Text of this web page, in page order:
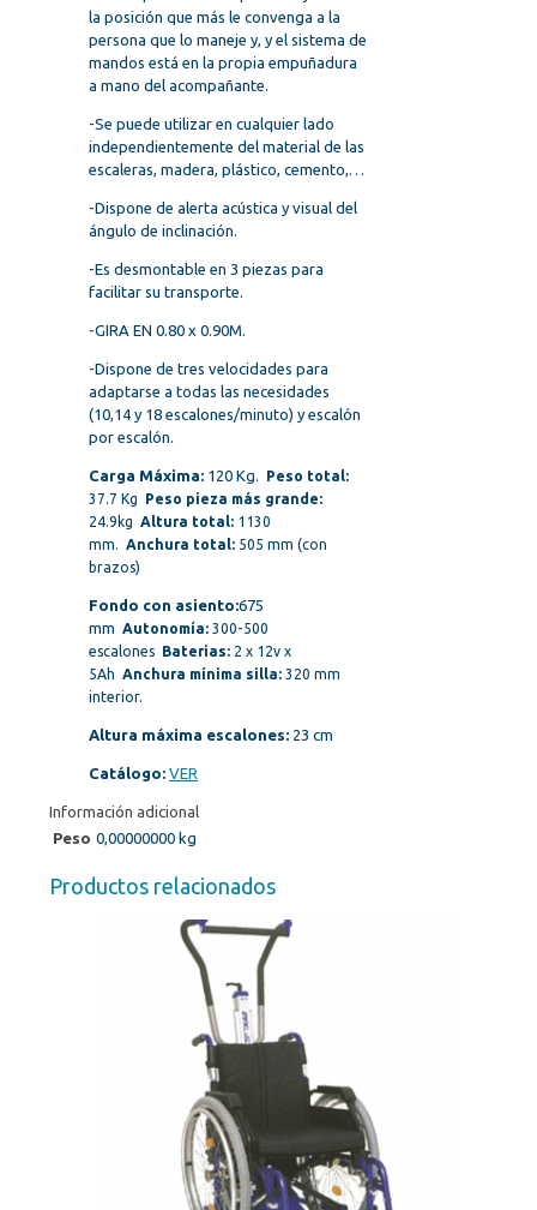
la posición que más le convenga a la
persona que lo maneje y, y el sistema de
mandos está en la propia empuñadura
a mano del acompañante.
-Se puede utilizar en cualquier lado
independientemente del material de las
escaleras, madera, plástico, cemento,…
-Dispone de alerta acústica y visual del
ángulo de inclinación.
-Es desmontable en 3 piezas para
facilitar su transporte.
-GIRA EN 0.80 x 0.90M.
-Dispone de tres velocidades para
adaptarse a todas las necesidades
(10,14 y 18 escalones/minuto) y escalón
por escalón.
Carga Máxima: 120 Kg.
Peso total:
37.7 Kg Peso pieza más grande:
24.9kg Altura total: 1130
mm. Anchura total: 505 mm (con
brazos)
Fondo con asiento:675
mm Autonomía: 300-500
escalones Baterias: 2 x 12v x
5Ah Anchura mínima silla: 320 mm
interior.
Altura máxima escalones: 23 cm
Catálogo: VER
Información adicional
Peso 0,00000000 kg
Productos relacionados